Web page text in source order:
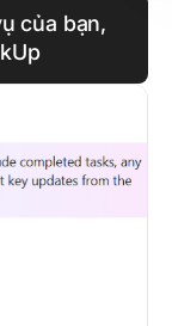
của bạn,